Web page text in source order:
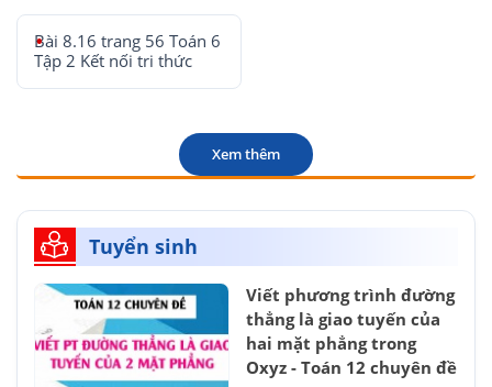
Bài 8.16 trang 56 Toán 6
Tập 2 Kết nối tri thức
Xem thêm
Tuyển sinh
Viết phương trình đường
thẳng là giao tuyến của
hai mặt phẳng trong
Oxyz - Toán 12 chuyên đề